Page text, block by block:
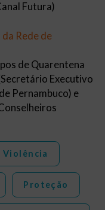
Futura)
da Rede de
de Quarentena
Executivo
Pernambuco) e
Violência
Proteção